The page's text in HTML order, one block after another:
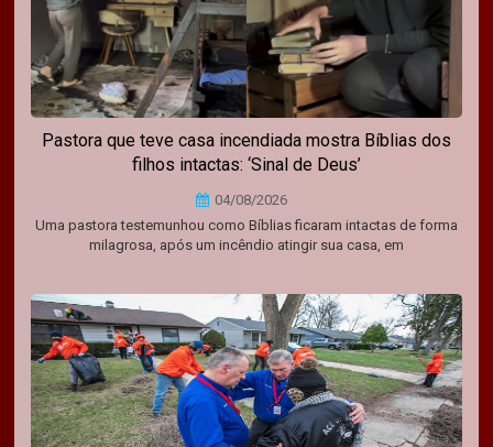
Pastora que teve casa incendiada mostra Bíblias dos
filhos intactas: ‘Sinal de Deus’
04/08/2026
Uma pastora testemunhou como Bíblias ficaram intactas de forma
milagrosa, após um incêndio atingir sua casa, em